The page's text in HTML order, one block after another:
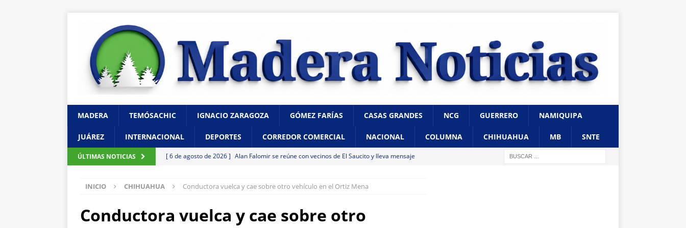
MADERA TEMÓSACHIC IGNACIO ZARAGOZA GÓMEZ FARÍAS CASAS GRANDES NCG GUERRERO NAMIQUIPA
JUÁREZ INTERNACIONAL DEPORTES CORREDOR COMERCIAL NACIONAL COLUMNA CHIHUAHUA MB SNTE
ÚLTIMAS NOTICIAS [ 6 de agosto de 2026 ] Alan Falomir se reúne con vecinos de El Saucito y lleva mensaje
[ 6 de agosto de 2026 ] Destaca César Jáuregui la importancia de atender las colonias
con cercanía y presencia
¿Buscas casa de renta en internet? Evita fraudes con estas
INICIO CHIHUAHUA Conductora vuelca y cae sobre otro vehículo en el Ortiz Mena
Conductora vuelca y cae sobre otro